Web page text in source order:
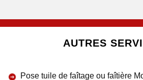
AUTRES
Pose tuile de faîtage ou faîtière